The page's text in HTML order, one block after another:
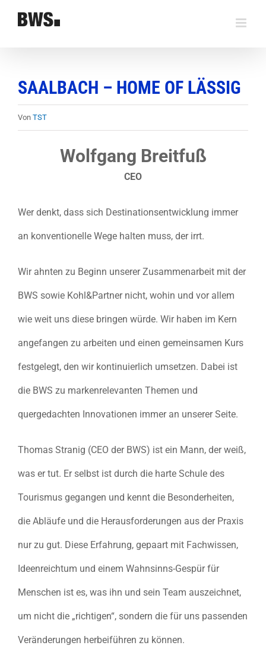
Zum
SAALBACH – HOME OF LÄSSIG
Von TST
Wolfgang Breitfuß
CEO
Wer denkt, dass sich Destinationsentwicklung immer
an konventionelle Wege halten muss, der irrt.
Wir ahnten zu Beginn unserer Zusammenarbeit mit der
BWS sowie Kohl&Partner nicht, wohin und vor allem
wie weit uns diese bringen würde. Wir haben im Kern
angefangen zu arbeiten und einen gemeinsamen Kurs
festgelegt, den wir kontinuierlich umsetzen. Dabei ist
die BWS zu markenrelevanten Themen und
quergedachten Innovationen immer an unserer Seite.
Thomas Stranig (CEO der BWS) ist ein Mann, der weiß,
was er tut. Er selbst ist durch die harte Schule des
Tourismus gegangen und kennt die Besonderheiten,
die Abläufe und die Herausforderungen aus der Praxis
nur zu gut. Diese Erfahrung, gepaart mit Fachwissen,
Ideenreichtum und einem Wahnsinns-Gespür für
Menschen ist es, was ihn und sein Team auszeichnet,
um nicht die „richtigen“, sondern die für uns passenden
Veränderungen herbeiführen zu können.